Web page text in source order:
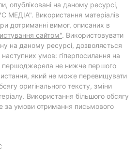
опубліковані на даному ресурсі,
Використання матеріалів
дотриманні вимог, описаних в
сайтом". Використовувати
на даному ресурсі, дозволяється
умов: гіперпосилання на
першоджерела не нижче першого
який не може перевищувати
оригінального тексту, зміни
Використання більшого обсягу
за умови отримання письмового